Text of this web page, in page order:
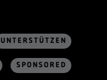
UNTERSTÜTZEN
SPONSORED